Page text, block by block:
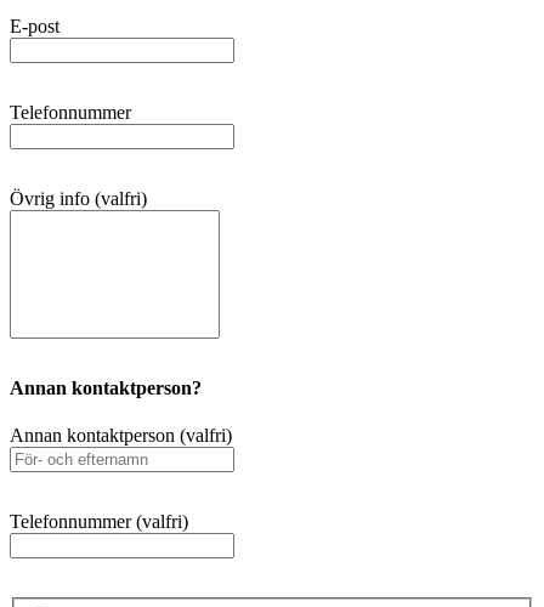
E-post
Telefonnummer
Övrig info (valfri)
Annan kontaktperson?
Annan kontaktperson (valfri)
Telefonnummer (valfri)